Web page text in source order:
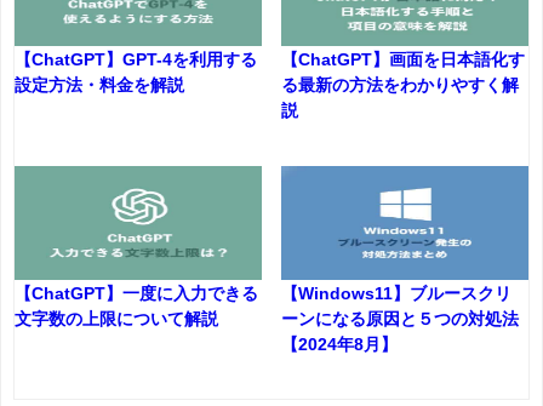
【ChatGPT】GPT-4を利用する
設定方法・料金を解説
【ChatGPT】画面を日本語化す
る最新の方法をわかりやすく解
説
【ChatGPT】一度に入力できる
文字数の上限について解説
【Windows11】ブルースクリ
ーンになる原因と５つの対処法
【2024年8月】